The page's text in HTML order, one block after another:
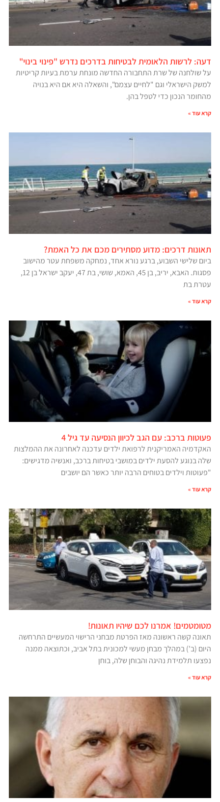
דעה: לרשות הלאומית לבטיחות בדרכים נדרש "פינוי בינוי"
על שולחנה של שרת התחבורה החדשה מונחת ערמת בעיות קריטיות
למשק הישראלי וגם "לחיים עצמם", והשאלה היא אם היא בנויה
מהחומר הנכון כדי לטפל בהן.
קרא עוד »
תאונות דרכים: מדוע מסתירים מכם את כל האמת?
ביום שלישי השבוע, ברגע נורא אחד, נמחקה משפחת עטר מהישוב
פסגות. האבא, יריב, בן 45, האמא, שושי, בת 47, יעקב ישראל בן 12,
עטרת בת
קרא עוד »
פעוטות ברכב: עם הגב לכיוון הנסיעה עד גיל 4
האקדמיה האמריקנית לרפואת ילדים עדכנה לאחרונה את ההמלצות
שלה בנוגע להסעת ילדים במושבי בטיחות ברכב, ואנשיה מדגישים:
"פעוטות וילדים בטוחים הרבה יותר כאשר הם יושבים
קרא עוד »
מטומטמים! אמרנו לכם שיהיו תאונות!
תאונה קשה ראשונה מאז הפרטת מבחני הרישוי המעשיים התרחשה
היום (ב') במהלך מבחן מעשי למכונית בתל אביב, וכתוצאה ממנה
נפצעו תלמידת נהיגה והבוחן שלה, בוחן
קרא עוד »